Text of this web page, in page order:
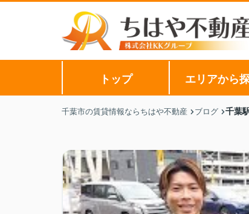
トップ エリアから
千葉市の賃貸情報ならちはや不動産 ブログ 千葉